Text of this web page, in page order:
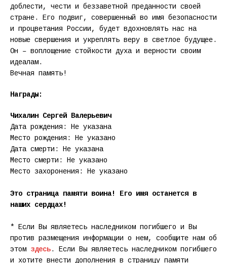
доблести, чести и беззаветной преданности своей
стране. Его подвиг, совершенный во имя безопасности
и процветания России, будет вдохновлять нас на
новые свершения и укреплять веру в светлое будущее.
Он – воплощение стойкости духа и верности своим
идеалам.
Вечная память!
Награды:
Чихалин Сергей Валерьевич
Дата рождения: Не указана
Место рождения: Не указано
Дата смерти: Не указана
Место смерти: Не указано
Место захоронения: Не указано
Это страница памяти воина! Его имя останется в
наших сердцах!
* Если Вы являетесь наследником погибшего и Вы
против размещения информации о нем, сообщите нам об
этом здесь. Если Вы являетесь наследником погибшего
и хотите внести дополнения в страницу памяти